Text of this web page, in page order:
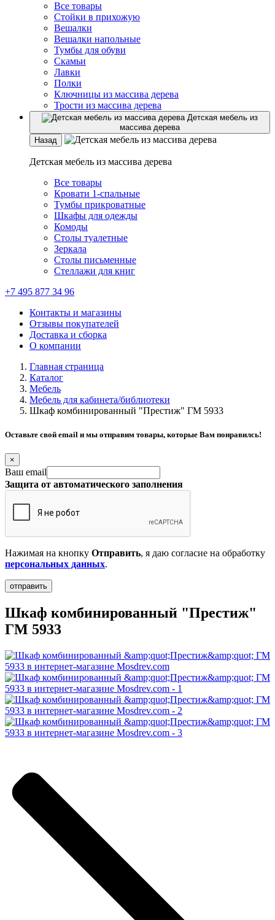
Все товары
Стойки в прихожую
Вешалки
Вешалки напольные
Тумбы для обуви
Скамьи
Лавки
Полки
Ключницы из массива дерева
Трости из массива дерева
Детская мебель из
массива дерева
Назад
Детская мебель из массива дерева
Все товары
Кровати 1-спальные
Тумбы прикроватные
Шкафы для одежды
Комоды
Столы туалетные
Зеркала
Столы письменные
Стеллажи для книг
+7 495 877 34 96
Контакты и магазины
Отзывы покупателей
Доставка и сборка
О компании
Главная страница
Каталог
Мебель
Мебель для кабинета/библиотеки
Шкаф комбинированный "Престиж" ГМ 5933
Оставьте свой email и мы отправим товары, которые Вам понравилсь!
×
Ваш email
Защита от автоматического заполнения
Нажимая на кнопку Отправить, я даю согласие на обработку
персональных данных.
Шкаф комбинированный "Престиж"
ГМ 5933